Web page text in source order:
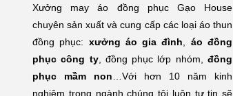
210,000đ
Xưởng may áo đồng phục Gạo House
chuyên sản xuất và cung cấp các loại áo thun
đồng phục: xưởng áo gia đình
áo đồng
phục công ty, đồng phục lớp nhóm,đồng
phục mầm non …Với hơn 10 năm kinh
nghiệm trong ngành chúng tôi luôn tự tin sẽ